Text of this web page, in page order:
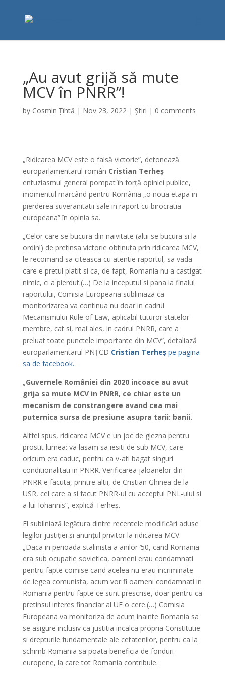
„Au avut grijă să mute
MCV în PNRR”!
by Cosmin Țîntă | Nov 23, 2022| Știri | 0 comments
„Ridicarea MCV este o falsă victorie”, detonează
europarlamentarul român Cristian Terheș
entuziasmul general pompat în forță opiniei publice,
momentul marcând pentru România „o noua etapa in
pierderea suveranitatii sale in raport cu birocratia
europeana” în opinia sa.
„Celor care se bucura din naivitate (altii se bucura si la
ordin!) de pretinsa victorie obtinuta prin ridicarea MCV,
le recomand sa citeasca cu atentie raportul, sa vada
care e pretul platit si ca, de fapt, Romania nu a castigat
nimic, ci a pierdut.(…) De la inceputul si pana la finalul
raportului, Comisia Europeana subliniaza ca
monitorizarea va continua nu doar in cadrul
Mecanismului Rule of Law, aplicabil tuturor statelor
membre, cat si, mai ales, in cadrul PNRR, care a
preluat toate punctele importante din MCV”, detaliază
europarlamentarul PNȚCD Cristian Terheșpe pagina
sa de facebook.
„Guvernele României din 2020 incoace au avut
grija sa mute MCV in PNRR, ce chiar este un
mecanism de constrangere avand cea mai
puternica sursa de presiune asupra tarii: banii.
Altfel spus, ridicarea MCV e un joc de glezna pentru
prostit lumea: va lasam sa iesiti de sub MCV, care
oricum era caduc, pentru ca v-ati bagat singuri
conditionalitati in PNRR. Verificarea jaloanelor din
PNRR e facuta, printre altii, de Cristian Ghinea de la
USR, cel care a si facut PNRR-ul cu acceptul PNL-ului si
a lui Iohannis”, explică Terheș.
El subliniază legătura dintre recentele modificări aduse
legilor justiției și anunțul privitor la ridicarea MCV.
„Daca in perioada stalinista a anilor ’50, cand Romania
era sub ocupatie sovietica, oameni erau condamnati
pentru fapte comise cand acelea nu erau incriminate
de legea comunista, acum vor fi oameni condamnati in
Romania pentru fapte ce sunt prescrise, doar pentru ca
pretinsul interes financiar al UE o cere.(…) Comisia
Europeana va monitoriza de acum inainte Romania sa
se asigure inclusiv ca justitia incalca propria Constitutie
si drepturile fundamentale ale cetatenilor, pentru ca la
schimb Romania sa poata beneficia de fonduri
europene, la care tot Romania contribuie.